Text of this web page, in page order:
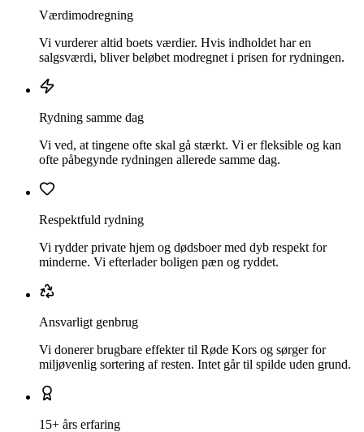
Værdimodregning
Vi vurderer altid boets værdier. Hvis indholdet har en
salgsværdi, bliver beløbet modregnet i prisen for rydningen.
Rydning samme dag
Vi ved, at tingene ofte skal gå stærkt. Vi er fleksible og kan
ofte påbegynde rydningen allerede samme dag.
Respektfuld rydning
Vi rydder private hjem og dødsboer med dyb respekt for
minderne. Vi efterlader boligen pæn og ryddet.
Ansvarligt genbrug
Vi donerer brugbare effekter til Røde Kors og sørger for
miljøvenlig sortering af resten. Intet går til spilde uden grund.
15+ års erfaring